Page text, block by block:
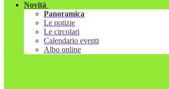
Novità
Panoramica
Le notizie
Le circolari
Calendario eventi
Albo online